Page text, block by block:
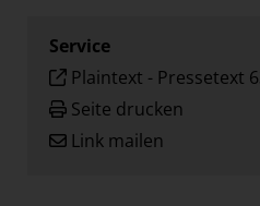
Service
Plaintext - Pressetext
Seite drucken
Link mailen